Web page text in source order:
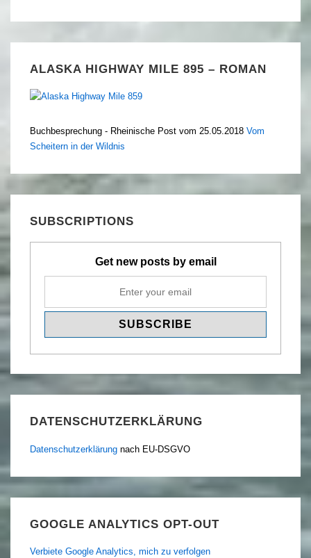
ALASKA HIGHWAY MILE 895 – ROMAN
Buchbesprechung - Rheinische Post vom 25.05.2018 Vom
Scheitern in der Wildnis
SUBSCRIPTIONS
Get new posts by email
DATENSCHUTZERKLÄRUNG
Datenschutzerklärung nach EU-DSGVO
GOOGLE ANALYTICS OPT-OUT
Verbiete Google Analytics, mich zu verfolgen